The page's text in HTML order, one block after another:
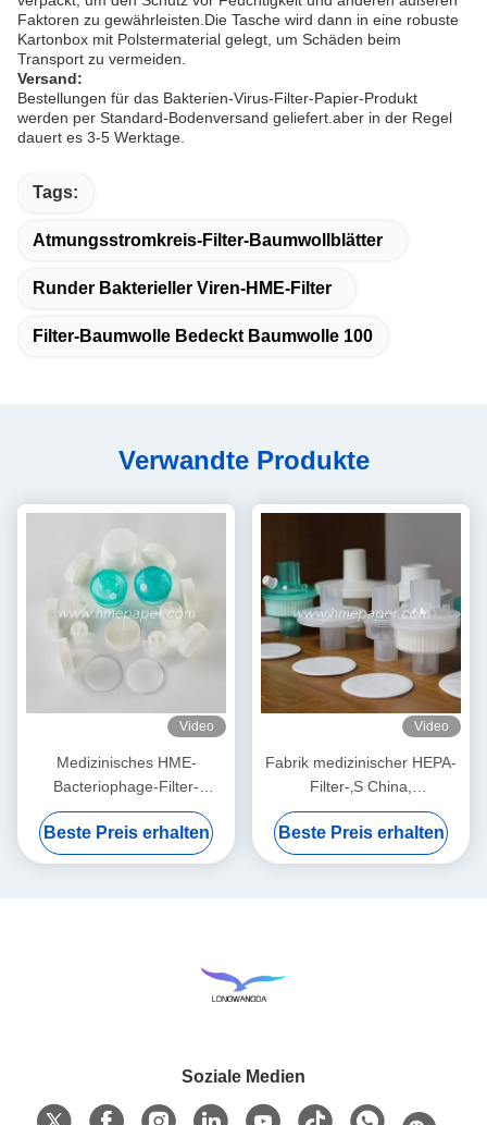
Faktoren zu gewährleisten.Die Tasche wird dann in eine robuste
Kartonbox mit Polstermaterial gelegt, um Schäden beim
Transport zu vermeiden.
Versand:
Bestellungen für das Bakterien-Virus-Filter-Papier-Produkt
werden per Standard-Bodenversand geliefert.aber in der Regel
dauert es 3-5 Werktage.
Tags:
Atmungsstromkreis-Filter-Baumwollblätter
Runder Bakterieller Viren-HME-Filter
Filter-Baumwolle Bedeckt Baumwolle 100
Verwandte Produkte
Video
Medizinisches HME-
Bacteriophage-Filter-
Membran-Weiß
Beste Preis erhalten
Video
Fabrik medizinischer HEPA-
Filter-‚S China,
Bacteriophagen BEF 99,99%
filtern
Beste Preis erhalten
Soziale Medien